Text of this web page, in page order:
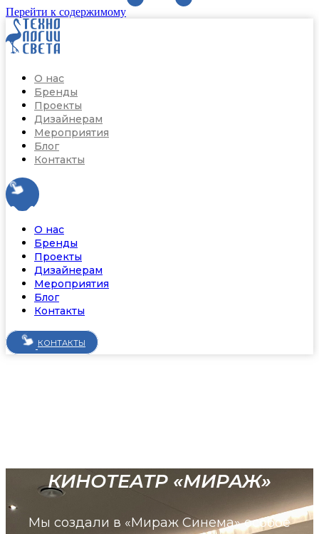
Перейти к содержимому
О нас
Бренды
Проекты
Дизайнерам
Мероприятия
Блог
Контакты
О нас
Бренды
Проекты
Дизайнерам
Мероприятия
Блог
Контакты
КОНТАКТЫ
КИНОТЕАТР «МИРАЖ»
Мы создали в «Мираж Синема» особое